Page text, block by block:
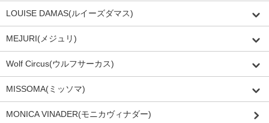
LOUISE DAMAS(ルイーズダマス)
MEJURI(メジュリ)
Wolf Circus(ウルフサーカス)
MISSOMA(ミッソマ)
MONICA VINADER(モニカヴィナダー)